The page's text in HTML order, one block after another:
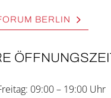
BER­LIN
09:00 – 19:00 Uhr